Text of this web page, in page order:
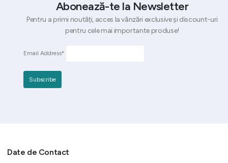
Abonează-te la Newsletter
Pentru a primi noutăți, acces la vânzări exclusive și discount-uri
pentru cele mai importante produse!
Email Address*
Date de Contact